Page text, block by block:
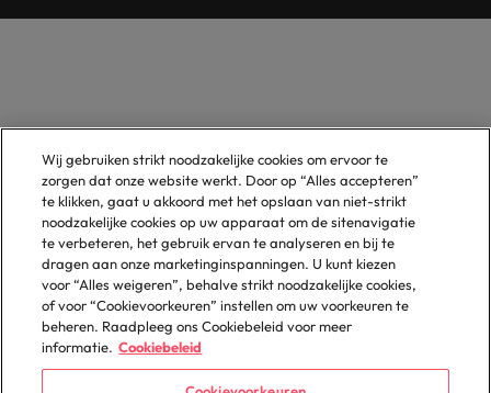
Wij gebruiken strikt noodzakelijke cookies om ervoor te
zorgen dat onze website werkt. Door op “Alles accepteren”
te klikken, gaat u akkoord met het opslaan van niet-strikt
noodzakelijke cookies op uw apparaat om de sitenavigatie
te verbeteren, het gebruik ervan te analyseren en bij te
dragen aan onze marketinginspanningen. U kunt kiezen
voor “Alles weigeren”, behalve strikt noodzakelijke cookies,
of voor “Cookievoorkeuren” instellen om uw voorkeuren te
beheren. Raadpleeg ons Cookiebeleid voor meer
informatie. Cookiebeleid